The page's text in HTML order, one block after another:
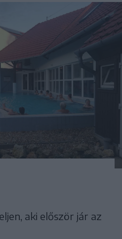
aki először jár az